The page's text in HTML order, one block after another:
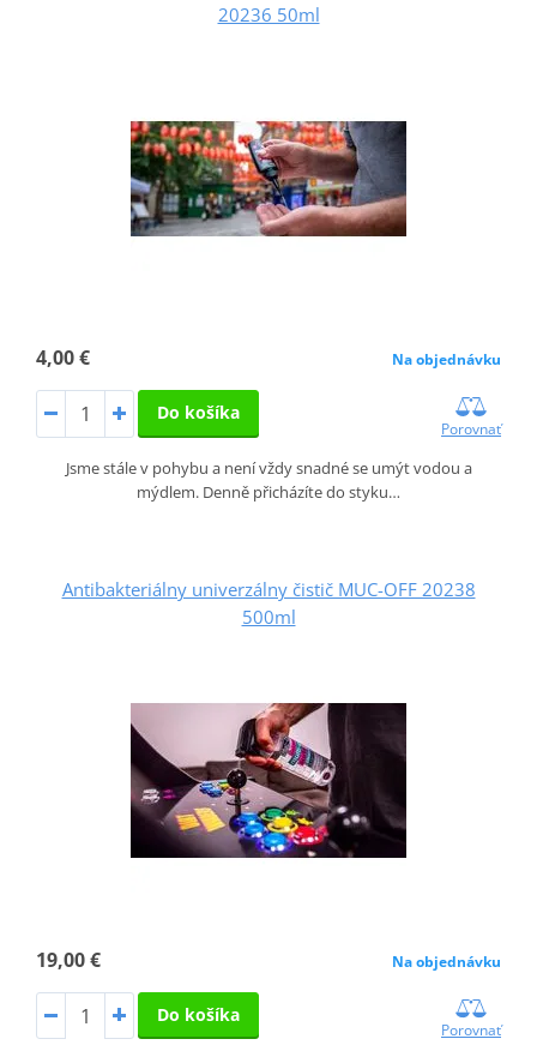
20236 50ml
4,00 € Na objednávku
Do košíka
Porovnať
Jsme stále v pohybu a není vždy snadné se umýt vodou a
mýdlem. Denně přicházíte do styku…
Antibakteriálny univerzálny čistič MUC-OFF 20238
500ml
19,00 € Na objednávku
Do košíka
Porovnať